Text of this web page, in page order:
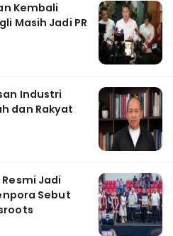
Kembali
Masih Jadi PR
Industri
dan Rakyat
Jadi
Sebut